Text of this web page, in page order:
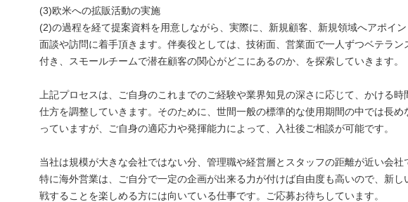
(3)欧米への拡販活動の実施
(2)の過程を経て提案資料を用意しながら、実際に、新規顧客、新規領域へアポイ
面談や訪問に着手頂きます。伴奏役としては、技術面、営業面で一人ずつベテラン
付き、スモールチームで潜在顧客の関心がどこにあるのか、を探索していきます。
上記プロセスは、ご自身のこれまでのご経験や業界知見の深さに応じて、かける時
仕方を調整していきます。そのために、世間一般の標準的な使用期間の中では長め
っていますが、ご自身の適応力や発揮能力によって、入社後ご相談が可能です。
当社は規模が大きな会社ではない分、管理職や経営層とスタッフの距離が近い会社
特に海外営業は、ご自分で一定の企画が出来る力が付けば自由度も高いので、新し
戦することを楽しめる方には向いている仕事です。ご応募お待ちしています。